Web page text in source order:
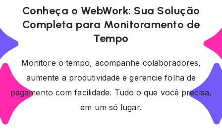
Conheça o WebWork: Sua Solução
Completa para Monitoramento de
Tempo
Monitore o tempo, acompanhe colaboradores,
aumente a produtividade e gerencie folha de
pagamento com facilidade. Tudo o que você precisa,
em um só lugar.